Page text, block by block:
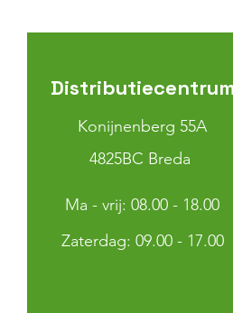
Konijnenberg 55A
4825BC Breda
Ma - vrij: 08.00 - 18.00
​​Zaterdag: 09.00 - 17.00